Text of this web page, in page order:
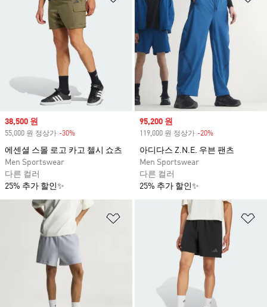
Sale price
38,500 원
55,000 원 정상가 -30%
에센셜 스몰 로고 카고 첼시 쇼츠
Men Sportswear
다른 컬러
25% 추가 할인✨
Sale price
95,200 원
119,000 원 정상가 -20%
아디다스 Z.N.E. 우븐 팬츠
Men Sportswear
다른 컬러
25% 추가 할인✨
위시리스트 담기